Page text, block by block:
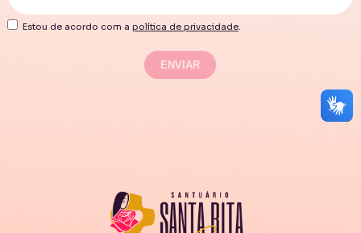
Estou de acordo com a política de privacidade.